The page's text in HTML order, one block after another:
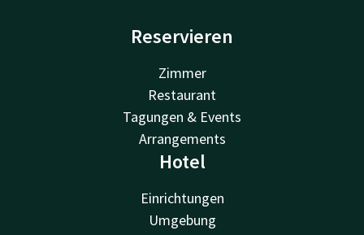
Reservieren
Zimmer
Restaurant
Tagungen & Events
Arrangements
Hotel
Einrichtungen
Umgebung